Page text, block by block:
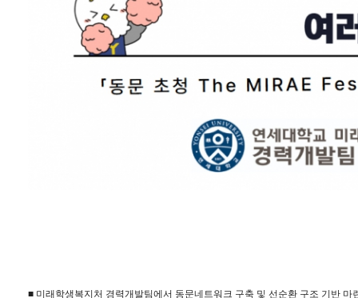
■ 미래학생복지처 경력개발팀에서 동문네트워크 구축 및 선순환 구조 기반